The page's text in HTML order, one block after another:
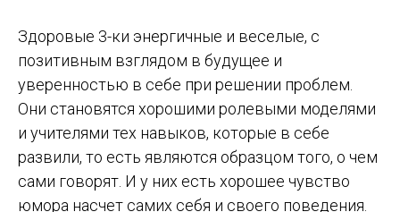
Здоровые 3-ки энергичные и веселые, с
позитивным взглядом в будущее и
уверенностью в себе при решении проблем.
Они становятся хорошими ролевыми моделями
и учителями тех навыков, которые в себе
развили, то есть являются образцом того, о чем
сами говорят. И у них есть хорошее чувство
юмора насчет самих себя и своего поведения.